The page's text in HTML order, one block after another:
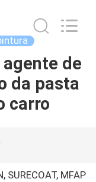
de
da pasta
carro
SURECOAT, MFAP